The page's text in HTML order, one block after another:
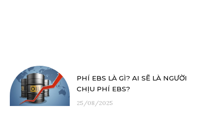
PHÍ EBS LÀ GÌ? AI SẼ LÀ NGƯỜI
CHỊU PHÍ EBS?
25/08/2025